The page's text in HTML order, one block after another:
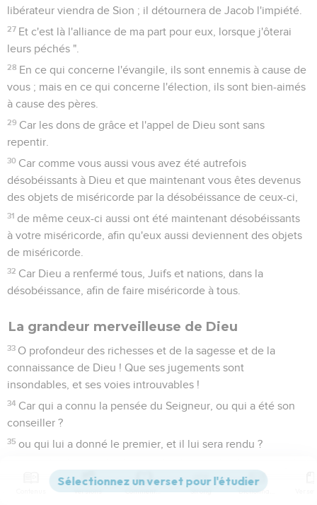
libérateur viendra de Sion ; il détournera de Jacob l'impiété.
27 Et c'est là l'alliance de ma part pour eux, lorsque j'ôterai
leurs péchés ".
28 En ce qui concerne l'évangile, ils sont ennemis à cause de
vous ; mais en ce qui concerne l'élection, ils sont bien-aimés
à cause des pères.
29 Car les dons de grâce et l'appel de Dieu sont sans
repentir.
30 Car comme vous aussi vous avez été autrefois
désobéissants à Dieu et que maintenant vous êtes devenus
des objets de miséricorde par la désobéissance de ceux-ci,
31 de même ceux-ci aussi ont été maintenant désobéissants
à votre miséricorde, afin qu'eux aussi deviennent des objets
de miséricorde.
32 Car Dieu a renfermé tous, Juifs et nations, dans la
désobéissance, afin de faire miséricorde à tous.
La grandeur merveilleuse de Dieu
33 O profondeur des richesses et de la sagesse et de la
connaissance de Dieu ! Que ses jugements sont
insondables, et ses voies introuvables !
34 Car qui a connu la pensée du Seigneur, ou qui a été son
conseiller ?
35 ou qui lui a donné le premier, et il lui sera rendu ?
soit la gloire éternellement ! Amen.
Versions Commentaires Strong